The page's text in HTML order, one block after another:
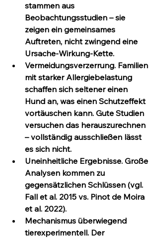
stammen aus
Beobachtungsstudien – sie
zeigen ein gemeinsames
Auftreten, nicht zwingend eine
Ursache-Wirkung-Kette.
Vermeidungsverzerrung. Familien
mit starker Allergiebelastung
schaffen sich seltener einen
Hund an, was einen Schutzeffekt
vortäuschen kann. Gute Studien
versuchen das herauszurechnen
– vollständig ausschließen lässt
es sich nicht.
Uneinheitliche Ergebnisse. Große
Analysen kommen zu
gegensätzlichen Schlüssen (vgl.
Fall et al. 2015 vs. Pinot de Moira
et al. 2022).
Mechanismus überwiegend
tierexperimentell. Der